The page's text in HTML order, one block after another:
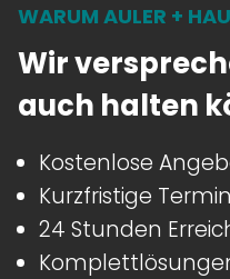
WARUM AULER +
Wir
auch halten
Kostenlose
Kurzfristige
24 Stunden